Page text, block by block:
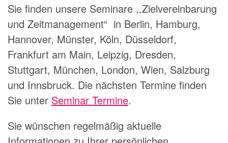
Sie finden unsere Seminare ,,Zielvereinbarung
und Zeitmanagement“ in Berlin, Hamburg,
Hannover, Münster, Köln, Düsseldorf,
Frankfurt am Main, Leipzig, Dresden,
Stuttgart, München, London, Wien, Salzburg
und Innsbruck. Die nächsten Termine finden
Sie unter Seminar Termine.
Sie wünschen regelmäßig aktuelle